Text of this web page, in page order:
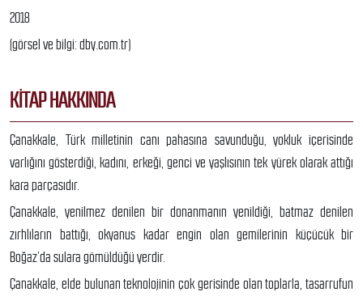
2018
(görsel ve bilgi: dby.com.tr)
KITAP HAKKINDA
Çanakkale, Türk milletinin canı pahasına savunduğu, yokluk içerisinde
varlığını gösterdiği, kadını, erkeği, genci ve yaşlısının tek yürek olarak attığı
kara parçasıdır.
Çanakkale, yenilmez denilen bir donanmanın yenildiği, batmaz denilen
zırhlıların battığı, okyanus kadar engin olan gemilerinin küçücük bir
Boğaz’da sulara gömüldüğü yerdir.
Çanakkale, elde bulunan teknolojinin çok gerisinde olan toplarla, tasarrufun